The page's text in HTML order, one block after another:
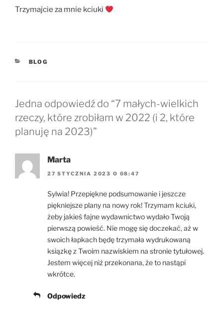
Trzymajcie za mnie kciuki
KATEGORIE
BLOG
Jedna odpowiedź do “7 małych-wielkich
rzeczy, które zrobiłam w 2022 (i 2, które
planuję na 2023)”
Marta
27 STYCZNIA 2023 O 08:47
Sylwia! Przepiękne podsumowanie i jeszcze
piękniejsze plany na nowy rok! Trzymam kciuki,
żeby jakieś fajne wydawnictwo wydało Twoją
pierwszą powieść. Nie mogę się doczekać, aż w
swoich łapkach będę trzymała wydrukowaną
ksiązkę z Twoim nazwiskiem na stronie tytułowej.
Jestem więcej niż przekonana, że to nastąpi
wkrótce.
Odpowiedz